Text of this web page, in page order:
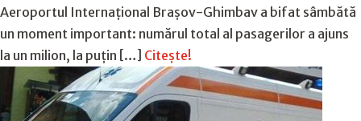
Aeroportul Internațional Brașov-Ghimbav a bifat sâmbătă
un moment important: numărul total al pasagerilor a ajuns
la un milion, la puțin […] Citește!